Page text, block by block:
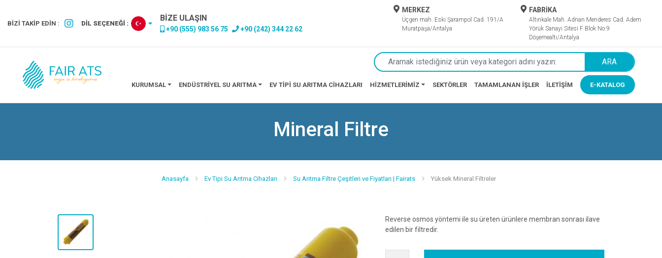
BİZİ TAKİP EDİN : DİL SEÇENEĞİ :
BİZE ULAŞIN
+90 (555) 983 56 75 +90 (242) 344 22 62
MERKEZ
Üçgen mah. Eski Şarampol Cad. 191/A
Muratpaşa/Antalya
FABRİKA
Altınkale Mah. Adnan Menderes Cad. Adem
Yörük Sanayi Sitesi F Blok No:9
Döşemealtı/Antalya
ARA
KURUMSAL ENDÜSTRIYEL SU ARITMA EV TIPI SU ARITMA CIHAZLARI HIZMETLERIMIZ SEKTÖRLER TAMAMLANAN İŞLER İLETIŞIM E-KATALOG
Mineral Filtre
Anasayfa Ev Tipi Su Arıtma Cihazları Su Arıtma Filtre Çeşitleri ve Fiyatları | Fairats Yüksek Mineral Filtreler
Reverse osmos yöntemi ile su üreten ürünlere membran sonrası ilave
edilen bir filtredir.